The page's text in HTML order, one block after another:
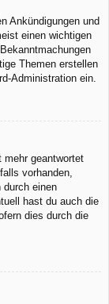
Ankündigungen und
einen wichtigen
Themen erstellen
Administration ein.
mehr geantwortet
vorhanden,
durch einen
hast du auch die
dies durch die